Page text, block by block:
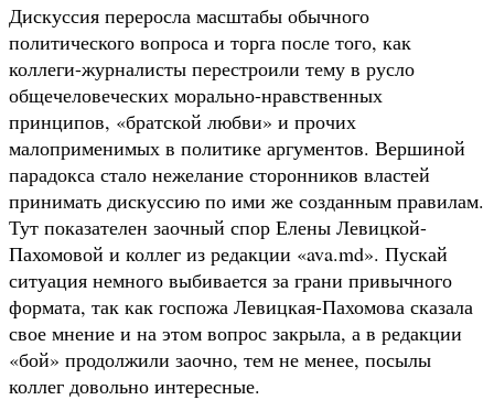
Дискуссия переросла масштабы обычного
политического вопроса и торга после того, как
коллеги-журналисты перестроили тему в русло
общечеловеческих морально-нравственных
принципов, «братской любви» и прочих
малоприменимых в политике аргументов. Вершиной
парадокса стало нежелание сторонников властей
принимать дискуссию по ими же созданным правилам.
Тут показателен заочный спор Елены Левицкой-
Пахомовой и коллег из редакции «ava.md». Пускай
ситуация немного выбивается за грани привычного
формата, так как госпожа Левицкая-Пахомова сказала
свое мнение и на этом вопрос закрыла, а в редакции
«бой» продолжили заочно, тем не менее, посылы
коллег довольно интересные.